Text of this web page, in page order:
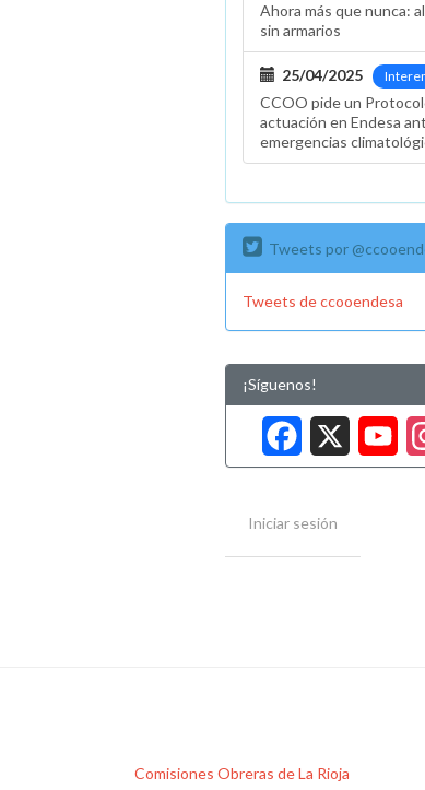
Ahora más que nunca:
sin armarios
25/04/2025
CCOO pide un
actuación en Endesa
emergencias
Tweets por
Tweets de ccooendesa
¡Síguenos!
X
Iniciar sesión
Comisiones Obreras de La Rioja